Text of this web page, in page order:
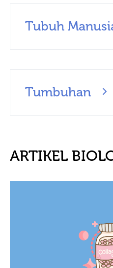
Tubuh
Tumbuhan
ARTIKEL